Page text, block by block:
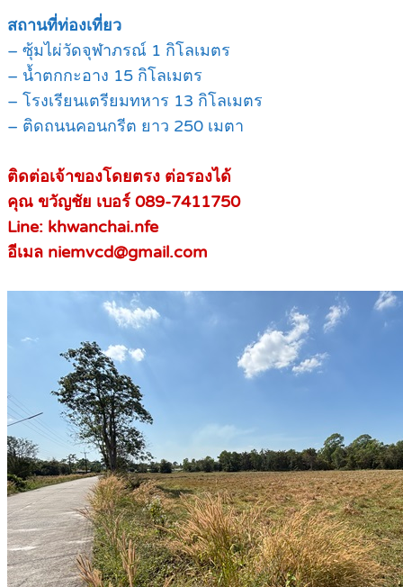
สถานที่ท่องเที่ยว
– ซุ้มไผ่วัดจุฬาภรณ์ 1 กิโลเมตร
– น้ำตกกะอาง 15 กิโลเมตร
– โรงเรียนเตรียมทหาร 13 กิโลเมตร
– ติดถนนคอนกรีต ยาว 250 เมตา
ติดต่อเจ้าของโดยตรง ต่อรองได้
คุณ ขวัญชัย เบอร์ 089-7411750
Line: khwanchai.nfe
อีเมล niemvcd@gmail.com